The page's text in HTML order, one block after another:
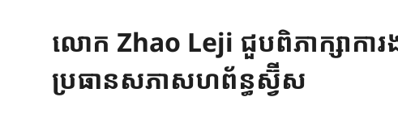
លោក Zhao Leji ជួបពិភាក្សាកា
ប្រធានសភាសហព័ន្ធស្វ៊ីស